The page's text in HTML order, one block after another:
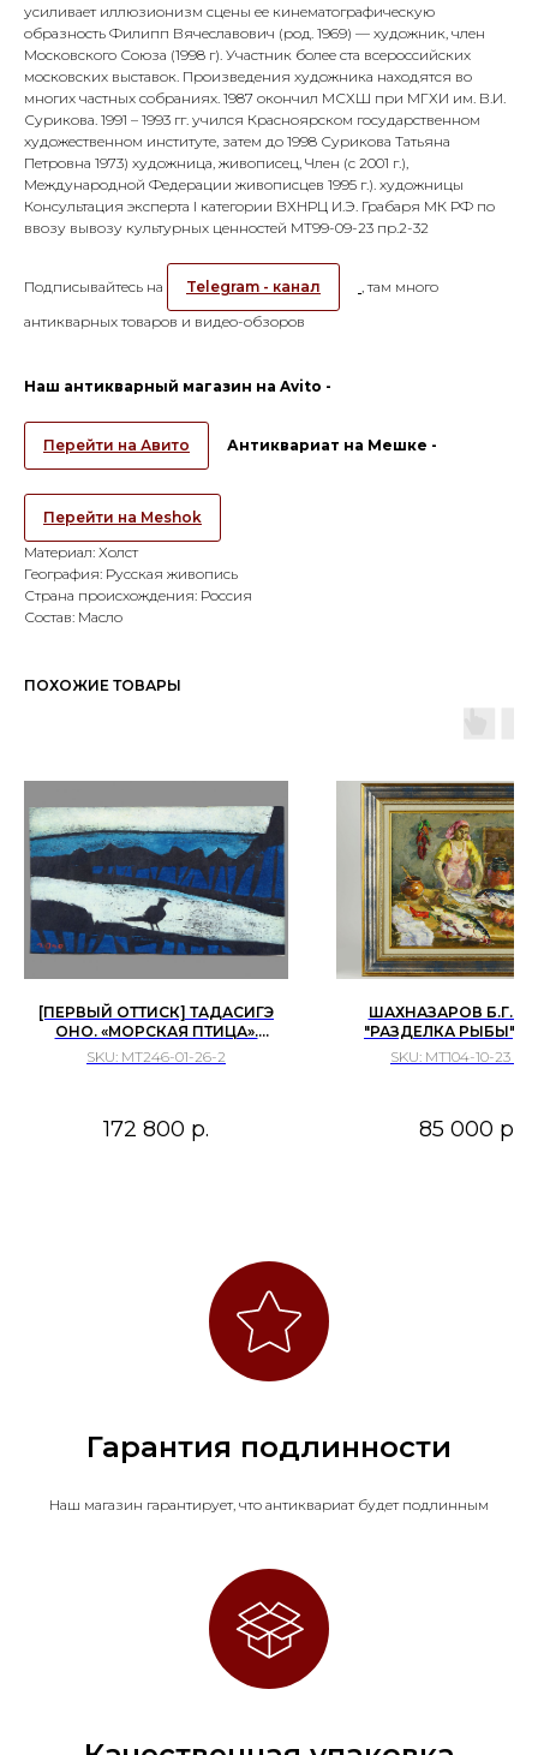
усиливает иллюзионизм сцены ее кинематографическую
образность Филипп Вячеславович (род. 1969) — художник, член
Московского Союза (1998 г). Участник более ста всероссийских
московских выставок. Произведения художника находятся во
многих частных собраниях. 1987 окончил МСХШ при МГХИ им. В.И.
Сурикова. 1991 – 1993 гг. учился Красноярском государственном
художественном институте, затем до 1998 Сурикова Татьяна
Петровна 1973) художница, живописец, Член (с 2001 г.),
Международной Федерации живописцев 1995 г.). художницы
Консультация эксперта I категории ВХНРЦ И.Э. Грабаря МК РФ по
ввозу вывозу культурных ценностей МТ99-09-23 пр.2-32
Подписывайтесь на Telegram - канал
, там много
антикварных товаров и видео-обзоров
Наш антикварный магазин на Avito -
Перейти на Авито Антиквариат на Мешке -
Перейти на Meshok
Материал: Холст
География: Русская живопись
Страна происхождения: Россия
Состав: Масло
ПОХОЖИЕ ТОВАРЫ
[ПЕРВЫЙ ОТТИСК] ТАДАСИГЭ
ОНО. «МОРСКАЯ ПТИЦА».
ГРАВЮРА С АВТОРСКОЙ
РАСКРАСКОЙ. 1959 ГОД
SKU: МТ246-01-26-2
172 800 р.
ШАХНАЗАРОВ Б.Г.
"РАЗДЕЛКА РЫБЫ",
SKU: MT104-10-23
85 000 р.
Гарантия подлинности
Наш магазин гарантирует, что антиквариат будет подлинным